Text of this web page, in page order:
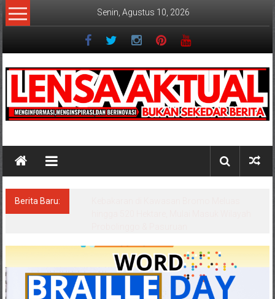
Lompat
ke
Senin, Agustus 10, 2026
Berita Baru: